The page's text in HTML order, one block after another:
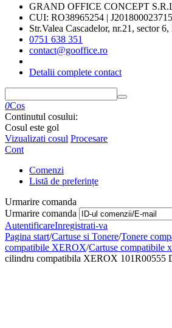
GRAND OFFICE CONCEPT
CUI: RO38965254 |
Str.Valea Cascadelor, nr.21, sector
0751 638 351
contact@gooffice.ro
Detalii complete contact
0Cos
Continutul cosului:
Cosul este gol
Vizualizati cosul Procesare
Cont
Comenzi
Listă de preferințe
Urmarire comanda
Urmarire comanda
AutentificareInregistrati-va
Pagina start/Cartuse si Tonere/Tonere
compatibile XEROX/Cartuse compatibile
cilindru compatibila XEROX 101R00555